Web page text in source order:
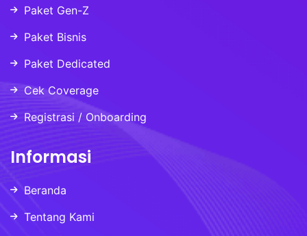
Paket Gen-Z
Paket Bisnis
Paket Dedicated
Cek Coverage
Registrasi / Onboarding
Informasi
Beranda
Tentang Kami